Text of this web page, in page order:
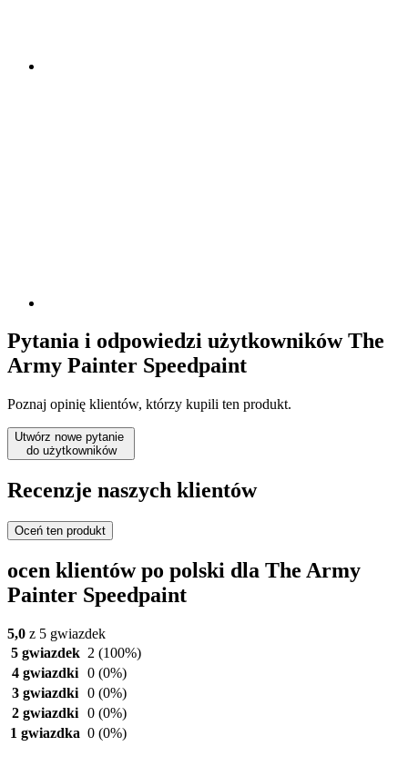
Pytania i odpowiedzi użytkowników The
Army Painter Speedpaint
Poznaj opinię klientów, którzy kupili ten produkt.
Utwórz nowe pytanie
do użytkowników
Recenzje naszych klientów
Oceń ten produkt
ocen klientów po polski dla The Army
Painter Speedpaint
5,0 z 5 gwiazdek
5 gwiazdek 2 (100%)
4 gwiazdki 0 (0%)
3 gwiazdki 0 (0%)
2 gwiazdki 0 (0%)
1 gwiazdka 0 (0%)